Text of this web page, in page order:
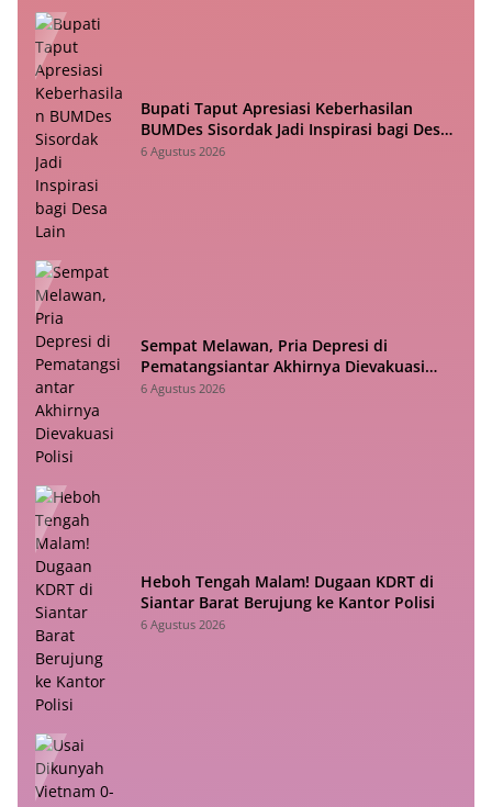
Bupati Taput Apresiasi Keberhasilan
BUMDes Sisordak Jadi Inspirasi bagi Desa
Lain
6 Agustus 2026
Sempat Melawan, Pria Depresi di
Pematangsiantar Akhirnya Dievakuasi
Polisi
6 Agustus 2026
Heboh Tengah Malam! Dugaan KDRT di
Siantar Barat Berujung ke Kantor Polisi
6 Agustus 2026